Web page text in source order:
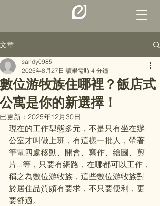
文章
數位游牧族住哪裡？飯店式
公寓是你的新選擇！
sandy0985
2025年8月27日 讀畢需時 4 分鐘
已更新： 2025年12月30日
現在的工作型態多元，不是只有坐在辦
公室才叫做上班，有這樣一批人，帶著
筆電四處移動、開會、寫作、繪圖、剪
片...等，只要有網路，在哪都可以工作，
稱之為數位游牧族，這些數位游牧族對
於居住品質頗有要求，不只要便利，更
要舒適。